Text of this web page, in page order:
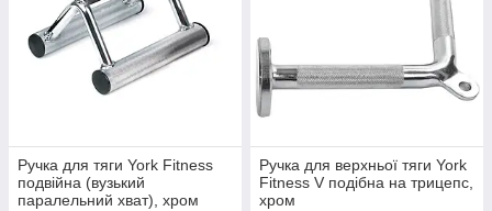
Ручка для тяги York Fitness
подвійна (вузький
паралельний хват), хром
Ручка для верхньої тяги York
Fitness V подібна на трицепс,
хром